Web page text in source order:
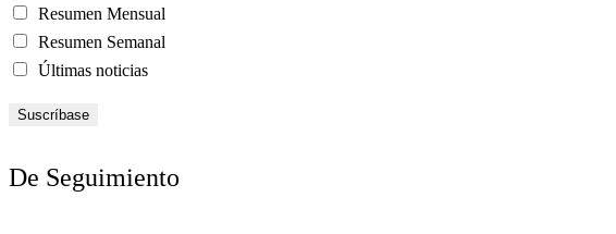
Resumen Mensual
Resumen Semanal
Últimas noticias
De Seguimiento